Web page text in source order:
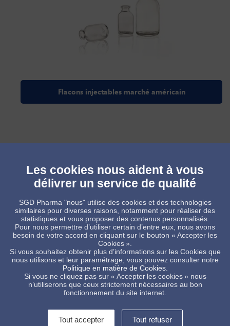
Flacons injectables marché américain
Flacons injectables marché indien
Les cookies nous aident à vous
délivrer un service de qualité
SGD Pharma "nous" utilise des cookies et des technologies
similaires pour diverses raisons, notamment pour réaliser des
statistiques et vous proposer des contenus personnalisés.
Pour nous permettre d’utiliser certain d’entre eux, nous avons
besoin de votre accord en cliquant sur le bouton « Accepter les
Cookies ».
Si vous souhaitez obtenir plus d’informations sur les Cookies que
nous utilisons et leur paramétrage, vous pouvez consulter notre
Politique en matière de Cookies.
Si vous ne cliquez pas sur « Accepter les cookies » nous
n’utiliserons que ceux strictement nécessaires au bon
fonctionnement du site internet.
Tout accepter Tout refuser